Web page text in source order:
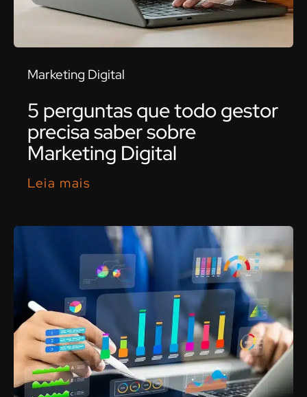
Marketing Digital
5 perguntas que todo gestor
precisa saber sobre
Marketing Digital
Leia mais